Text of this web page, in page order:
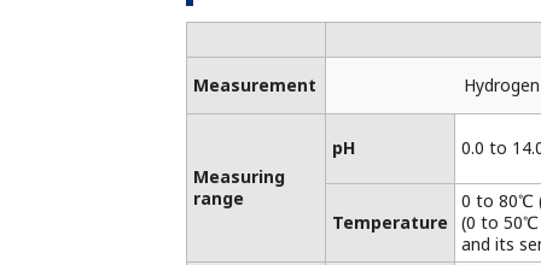
Measurement
Measuring
range
pH 0.0 to
Temperature
0 to 80℃
(0 to 50℃
and its